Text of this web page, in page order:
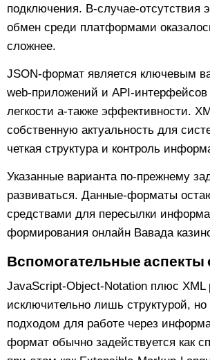
подключения. В-случае-отсутствия
обмен среди платформами
сложнее.
JSON-формат является ключевым
web-приложений и API-интерфейсов
легкости а-также эффективности.
собственную актуальность для
четкая структура и контроль
Указанные варианта по-прежнему
развиваться. Данные-форматы
средствами для пересылки
формирования онлайн Вавада
Вспомогательные аспекты
JavaScript-Object-Notation плюс XML
исключительно лишь структурой, но
подходом для работе через
формат обычно задействуется как